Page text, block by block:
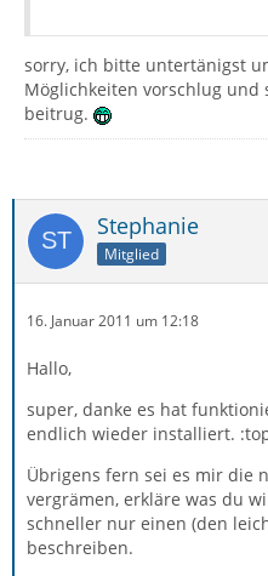
sorry, ich bitte untertänigst
Möglichkeiten vorschlug
beitrug.
Stephanie
Mitglied
16. Januar 2011 um 12:18
Hallo,
super, danke es hat
endlich wieder installiert.
Übrigens fern sei es mir die
vergrämen, erkläre was du
schneller nur einen (den
beschreiben.